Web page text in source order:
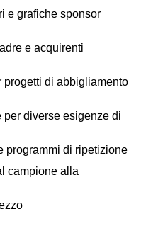
e grafiche sponsor
e acquirenti
progetti di abbigliamento
diverse esigenze di
programmi di ripetizione
campione alla